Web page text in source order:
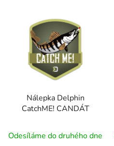
Nálepka Delphin
CatchME! CANDÁT
Odesíláme do druhého dne